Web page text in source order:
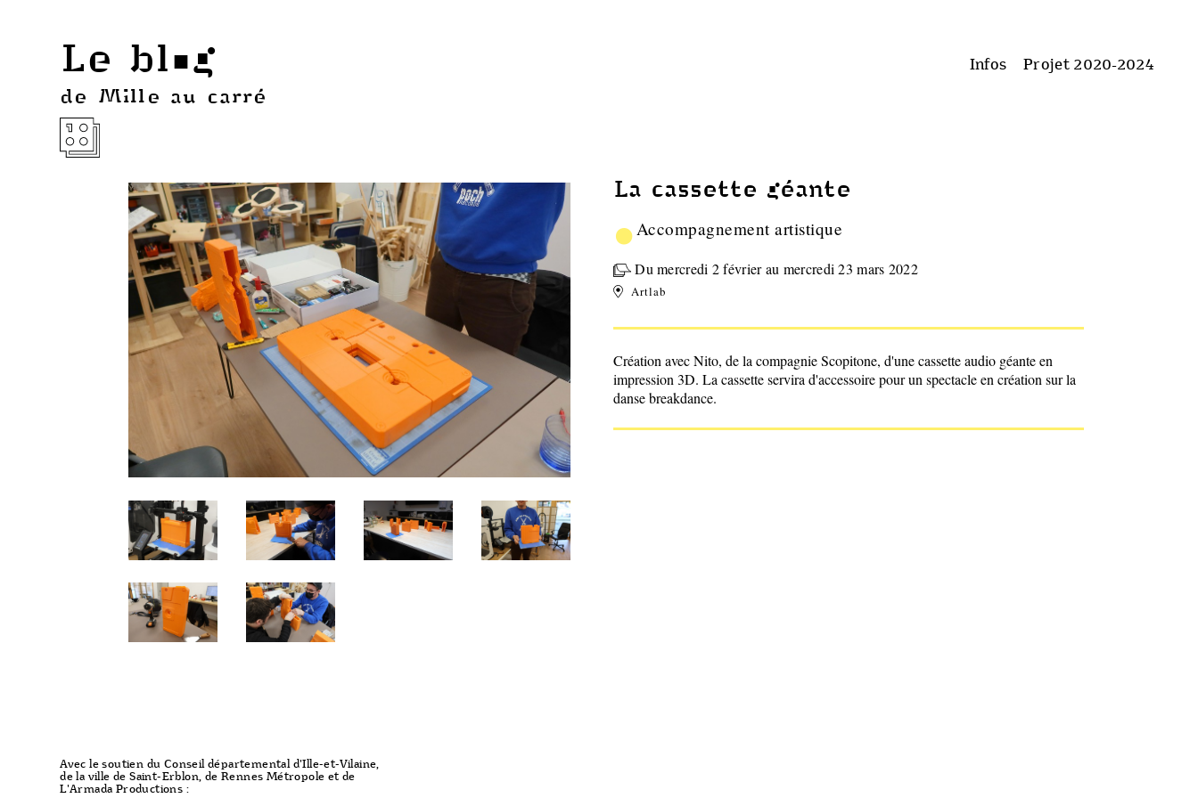
Le blog
de Mille au carré
Projet 2020-2024
Infos
La cassette géante
• Accompagnement artistique
Du mercredi 2 février au mercredi 23 mars 2022
Artlab
Création avec Nito, de la compagnie Scopitone, d'une cassette audio géante en
impression 3D. La cassette servira d'accessoire pour un spectacle en création sur la
danse breakdance.
Avec le soutien du Conseil départemental d'Ille-et-Vilaine,
de la ville de Saint-Erblon, de Rennes Métropole et de
L'Armada Productions :